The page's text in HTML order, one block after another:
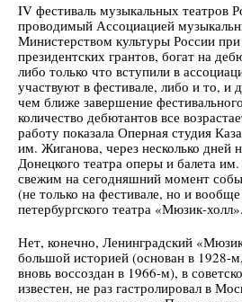
IV фестиваль музыкальных театров
проводимый Ассоциацией
Министерством культуры России
президентских грантов, богат на
либо только что вступили в
участвуют в фестивале, либо и то, и
чем ближе завершение
количество дебютантов все
работу показала Оперная студия
им. Жиганова, через несколько дней
Донецкого театра оперы и балета
свежим на сегодняшний момент
(не только на фестивале, но и
петербургского театра «Мюзик-холл».
Нет, конечно, Ленинградский
большой историей (основан в 1928-
вновь воссоздан в 1966-м), в
известен, не раз гастролировал в